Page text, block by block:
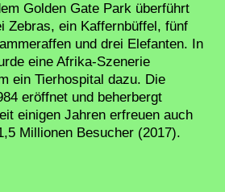
Golden Gate Park überführt
Zebras, ein Kaffernbüffel, fünf
und drei Elefanten. In
eine Afrika-Szenerie
ein Tierhospital dazu. Die
eröffnet und beherbergt
einigen Jahren erfreuen auch
Millionen Besucher (2017).